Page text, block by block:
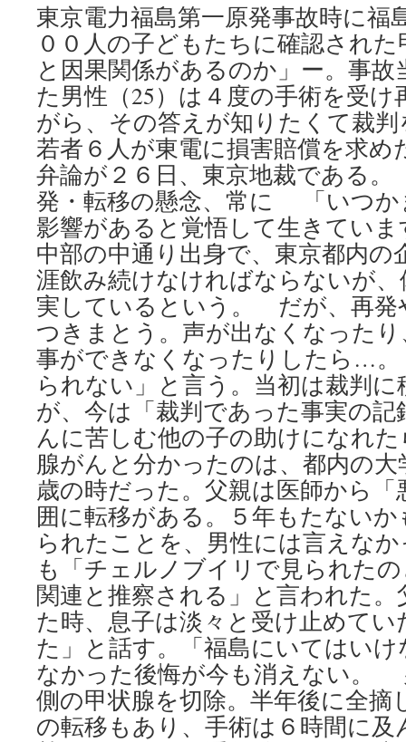
東京電力福島第一原発事故時に福
００人の子どもたちに確認され
と因果関係があるのか」ー。事
た男性（25）は４度の手術を受
がら、その答えが知りたくて裁
若者６人が東電に損害賠償を求め
弁論が２６日、東京地裁である
発・転移の懸念、常に 「いつか
影響があると覚悟して生きてい
中部の中通り出身で、東京都内の
涯飲み続けなければならないが
実しているという。 だが、再発
つきまとう。声が出なくなった
事ができなくなったりしたら…
られない」と言う。当初は裁判
が、今は「裁判であった事実の
んに苦しむ他の子の助けになれ
腺がんと分かったのは、都内の
歳の時だった。父親は医師から
囲に転移がある。５年もたない
られたことを、男性には言えな
も「チェルノブイリで見られた
関連と推察される」と言われた
た時、息子は淡々と受け止めて
た」と話す。「福島にいてはい
なかった後悔が今も消えない。
側の甲状腺を切除。半年後に全摘
の転移もあり、手術は６時間に及